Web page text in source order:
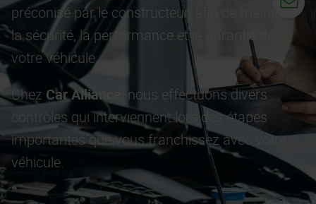
préconisé par le constructeur, afin de maintenir
la sécurité, la performance et la garantie de
votre véhicule.
Chez Car Alliance
, nous effectuons divers
contrôles qui interviennent lors des étapes
importantes que vous franchissez avec votre
véhicule.